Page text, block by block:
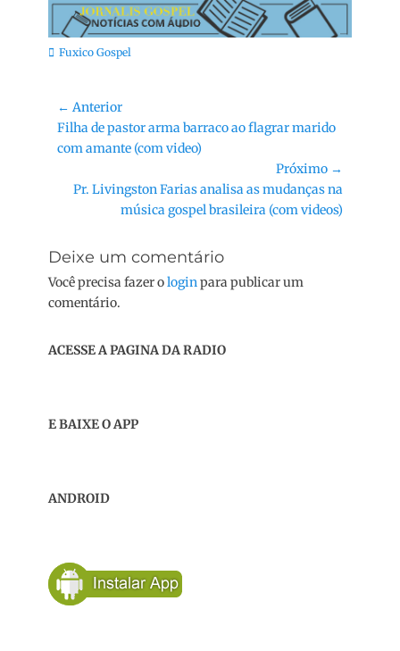
Categorias:
Fuxico Gospel
Navegação
de
Post
← Anterior
Post
anterior:
Filha de pastor arma barraco ao flagrar marido
com amante (com video)
Próximo →
Próximo
Pr. Livingston Farias analisa as mudanças na
música gospel brasileira (com videos)
Deixe um comentário
Você precisa fazer ologinpara publicar um
comentário.
ACESSE A PAGINA DA RADIO
E BAIXE O APP
ANDROID